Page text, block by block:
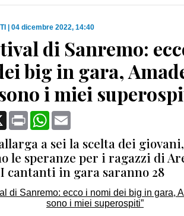
04 dicembre 2022, 14:40
di Sanremo:
big in gara,
i miei
X Print WhatsApp
a sei la scelta dei giovani,
le speranze per i ragazzi di
cantanti in gara saranno 28